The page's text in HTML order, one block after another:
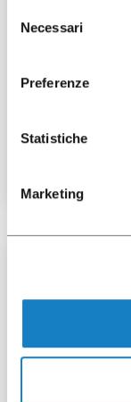
delNecessari
Preferenze
Statistiche
Marketing
C.180